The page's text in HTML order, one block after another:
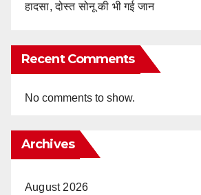
हादसा, दोस्त सोनू की भी गई जान
Recent Comments
No comments to show.
Archives
August 2026